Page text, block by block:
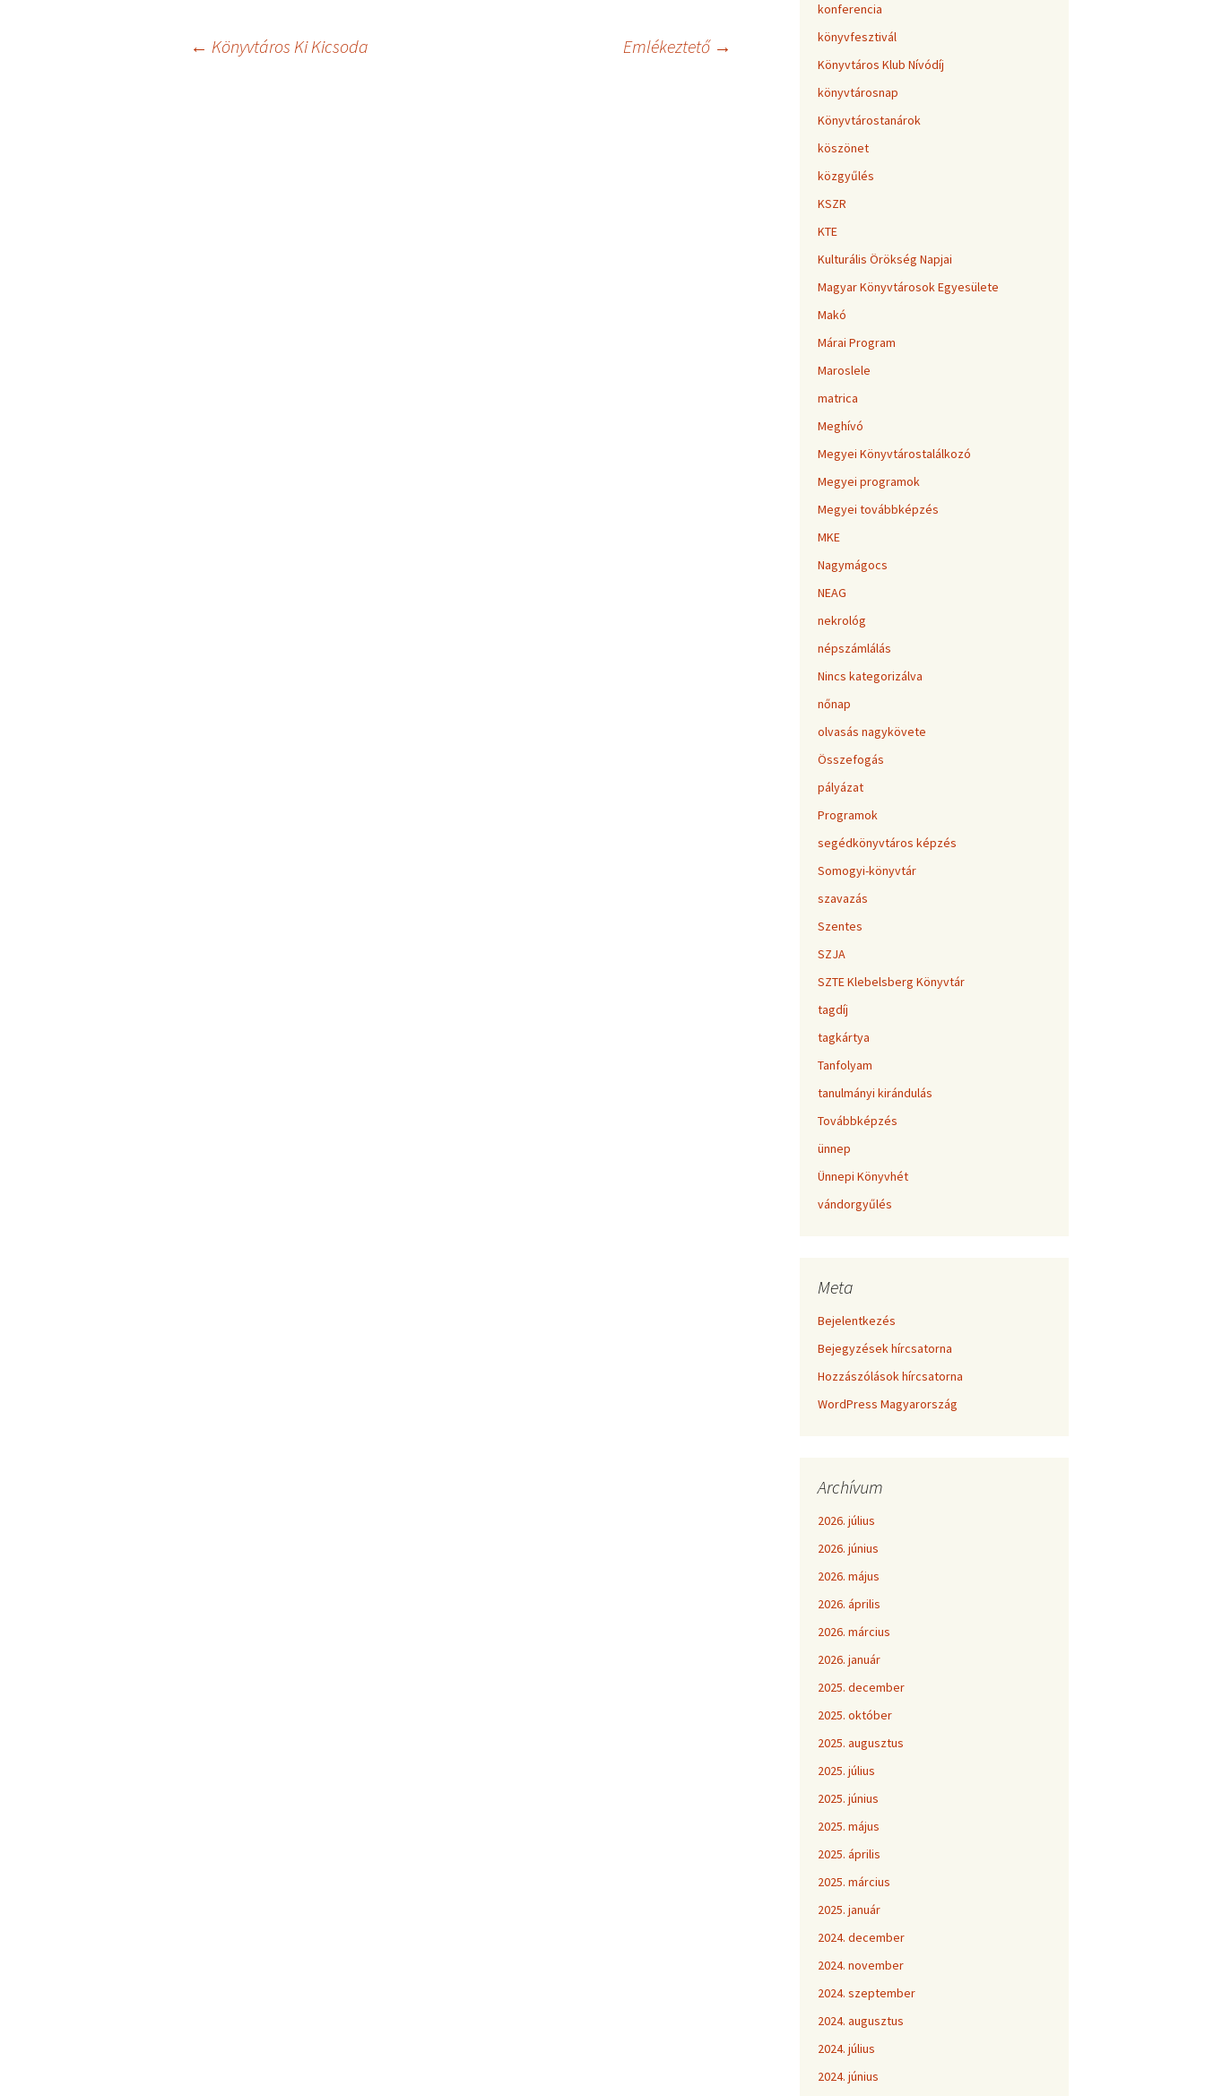
Bejegyzés← Könyvtáros Ki Kicsoda Emlékeztető →
konferencia
könyvfesztivál
Könyvtáros Klub Nívódíj
könyvtárosnap
Könyvtárostanárok
köszönet
közgyűlés
KSZR
KTE
Kulturális Örökség Napjai
Magyar Könyvtárosok Egyesülete
Makó
Márai Program
Maroslele
matrica
Meghívó
Megyei Könyvtárostalálkozó
Megyei programok
Megyei továbbképzés
MKE
Nagymágocs
NEAG
nekrológ
népszámlálás
Nincs kategorizálva
nőnap
olvasás nagykövete
Összefogás
pályázat
Programok
segédkönyvtáros képzés
Somogyi-könyvtár
szavazás
Szentes
SZJA
SZTE Klebelsberg Könyvtár
tagdíj
tagkártya
Tanfolyam
tanulmányi kirándulás
Továbbképzés
ünnep
Ünnepi Könyvhét
vándorgyűlés
Meta
Bejelentkezés
Bejegyzések hírcsatorna
Hozzászólások hírcsatorna
WordPress Magyarország
Archívum
2026. július
2026. június
2026. május
2026. április
2026. március
2026. január
2025. december
2025. október
2025. augusztus
2025. július
2025. június
2025. május
2025. április
2025. március
2025. január
2024. december
2024. november
2024. szeptember
2024. augusztus
2024. július
2024. június